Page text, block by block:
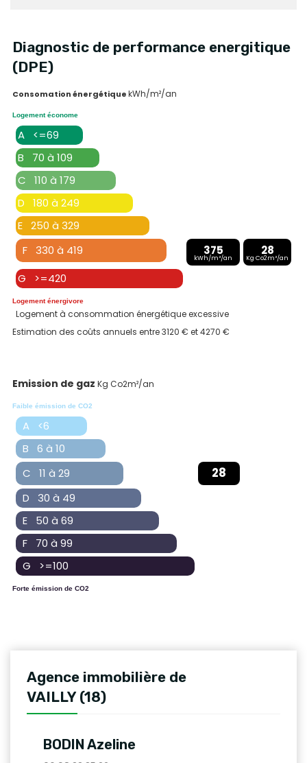
Diagnostic de performance energitique
(DPE)
Consomation énergétiquekWh/m²/an
Logement économe
A <=69
B 70 à 109
C 110 à 179
D 180 à 249
E 250 à 329
F 330 à 419
375
kWh/m²/an
28
Kg Co2m²/an
G >=420
Logement énergivore
Logement à consommation énergétique excessive
Estimation des coûts annuels entre 3120 € et 4270 €
Emission de gaz Kg Co2m²/an
Faible émission de CO2
A <6
B 6 à 10
C 11 à 29
28
D 30 à 49
E 50 à 69
F 70 à 99
G >=100
Forte émission de CO2
Agence immobilière de
VAILLY (18)
BODIN Azeline